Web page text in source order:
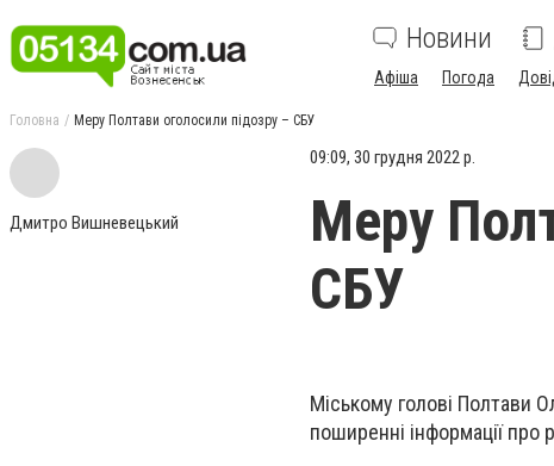
Новини
Афіша Погода
Головна Меру Полтави оголосили підозру – СБУ
Дмитро Вишневецький
09:09, 30 грудня 2022 р.
Меру
СБУ
Міському голові Полтави
поширенні інформації про